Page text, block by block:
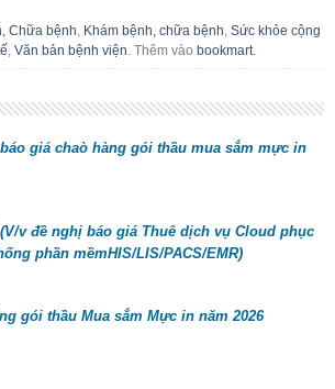
Chữa bệnh Khám bệnh, chữa bệnh Sức khỏe cộng
Văn bản bệnh viện . Thêm vào bookmart
giá chaò hàng gói thầu mua sắm mực in
(V/v đề nghị báo giá Thuê dịch vụ Cloud phục
phần mềmHIS/LIS/PACS/EMR)
gói thầu Mua sắm Mực in năm 2026